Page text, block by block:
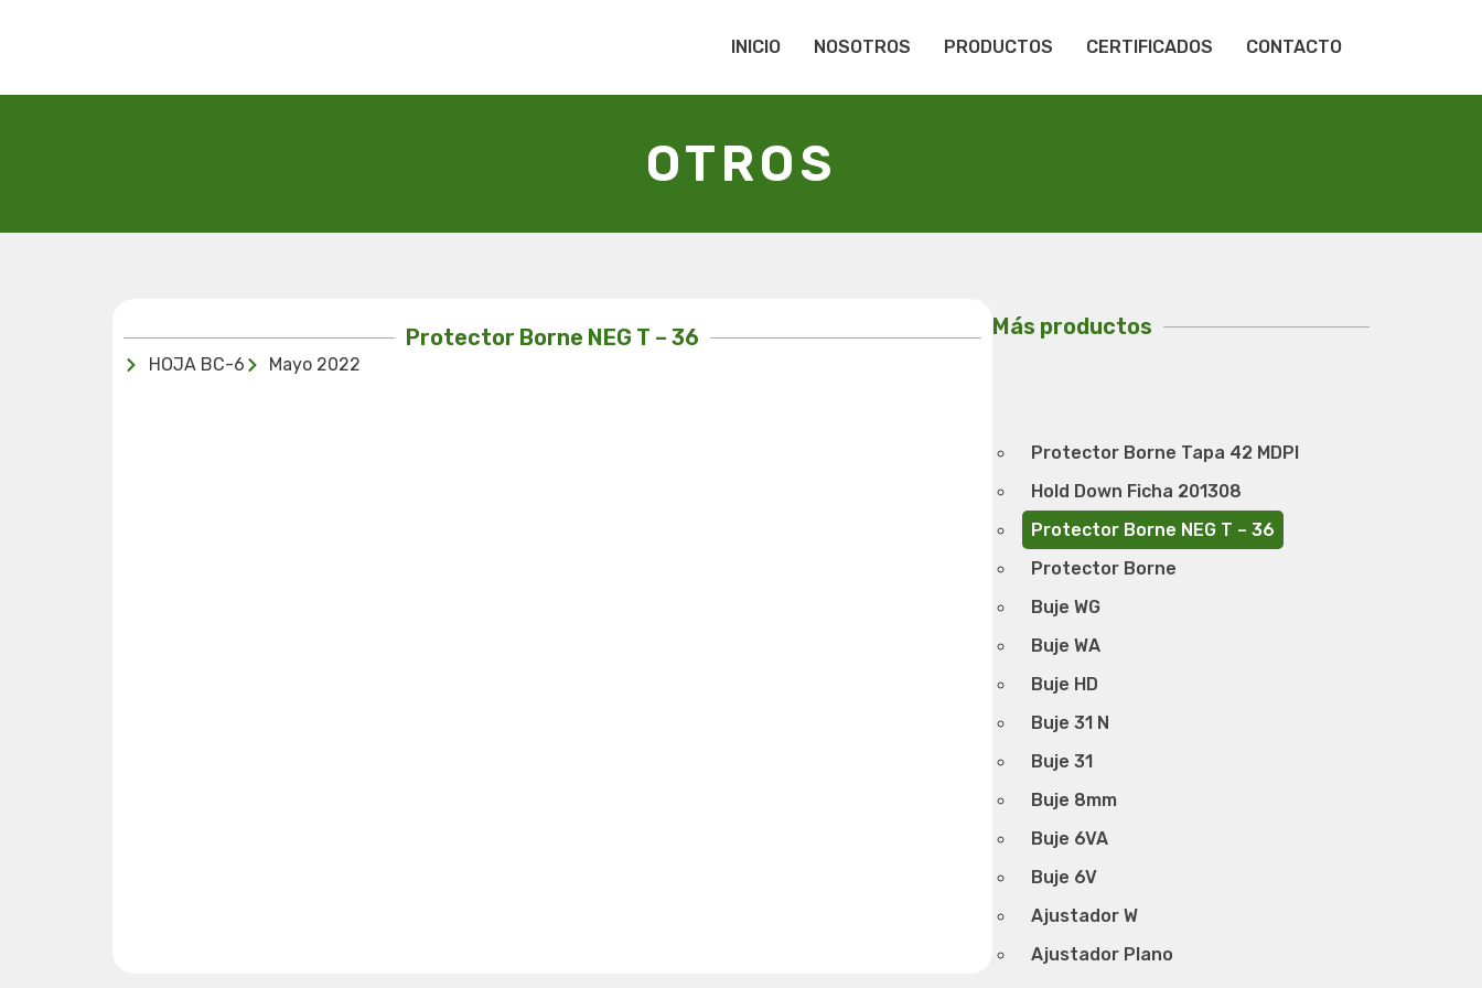
INICIO NOSOTROS PRODUCTOS CERTIFICADOS CONTACTO
OTROS
Protector Borne NEG T – 36
HOJA BC-6 Mayo 2022
Más productos
Protector Borne Tapa 42 MDPI
Hold Down Ficha 201308
Protector Borne NEG T – 36
Protector Borne
Buje WG
Buje WA
Buje HD
Buje 31 N
Buje 31
Buje 8mm
Buje 6VA
Buje 6V
Ajustador W
Ajustador Plano